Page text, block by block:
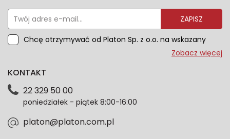
ZAPISZ
Chcę otrzymywać od Platon Sp. z o.o. na wskazany
przeze mnie adres e-mail informacje marketingowe
dotyczące danych osobowych znajdziesz w naszej
każdym czasie. Wycofanie zgody nie wpłynie na
zgodność z prawem przetwarzania dokonanego przed
Zobacz więcej
KONTAKT
22 329 50 00
poniedziałek - piątek 8:00-16:00
platon@platon.com.pl